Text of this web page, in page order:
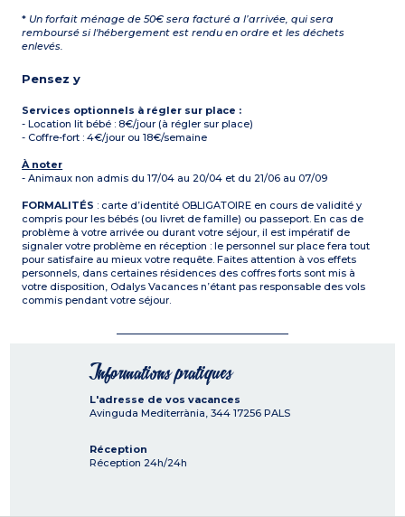
* Un forfait ménage de 50€ sera facturé a l’arrivée, qui sera
remboursé si l'hébergement est rendu en ordre et les déchets
enlevés.
Pensez y
Services optionnels à régler sur place :
- Location lit bébé : 8€/jour (à régler sur place)
- Coffre-fort : 4€/jour ou 18€/semaine
À noter
- Animaux non admis du 17/04 au 20/04 et du 21/06 au 07/09
FORMALITÉS : carte d’identité OBLIGATOIRE en cours de validité y
compris pour les bébés (ou livret de famille) ou passeport. En cas de
problème à votre arrivée ou durant votre séjour, il est impératif de
signaler votre problème en réception : le personnel sur place fera tout
pour satisfaire au mieux votre requête. Faites attention à vos effets
personnels, dans certaines résidences des coffres forts sont mis à
votre disposition, Odalys Vacances n’étant pas responsable des vols
commis pendant votre séjour.
Informations pratiques
L'adresse de vos vacances
Avinguda Mediterrània, 344 17256 PALS
Réception
Réception 24h/24h